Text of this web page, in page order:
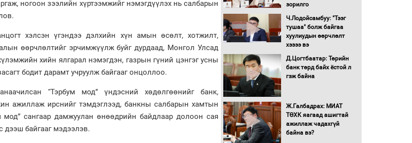
ногоон зээлийн хүртээмжийг нэмэгдүүлэх нь салбарын
хэлсэн үгэндээ дэлхийн хүн амын өсөлт, хотжилт,
өөрчлөлтийг эрчимжүүлж буйг дурдаад, Монгол Улсад
хийн ялгарал нэмэгдэн, газрын гүний цэнгэг усны
бодит дарамт учруулж байгааг онцоллоо.
“Тэрбум мод” үндэсний хөдөлгөөнийг банк,
ажиллаж ирснийг тэмдэглээд, банкны салбарын хамтын
мод” сангаар дамжуулан өнөөдрийн байдлаар долоон сая
дээш байгааг мэдээлэв.
үүсвэрээс худалдан авах
Бүх шатанд хэмнэлтийн
горимд шилжиж, найр
гадаад томилолтыг
хориглолоо
Засгийн газрын ээлжит
хуралдаан болж байна
зорилго
Ч.Лодойсамбуу: "Тээг
тушаа" болж байгаа
хуулиудын өөрчлөлт
хэзээ вэ
Д.Цогтбаатар: Төрийн
банк төрд байх ёстой л
гэж байна
Ж.Галбадрах: МИАТ
ТӨХК яагаад ашигтай
ажиллаж чадахгүй
байна вэ?